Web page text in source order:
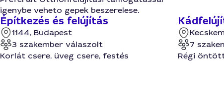
igenybe veheto gepek beszerelese.
Építkezés és felújítás
1144, Budapest
3 szakember válaszolt
Korlát csere, üveg csere, festés
7
Régi